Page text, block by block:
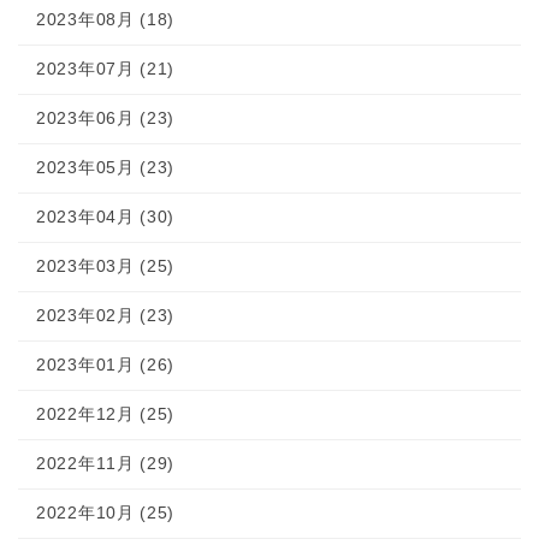
2023年08月 (18)
2023年07月 (21)
2023年06月 (23)
2023年05月 (23)
2023年04月 (30)
2023年03月 (25)
2023年02月 (23)
2023年01月 (26)
2022年12月 (25)
2022年11月 (29)
2022年10月 (25)